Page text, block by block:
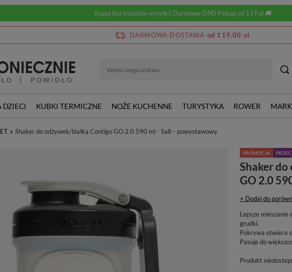
Kupuj bez kosztów wysyłki! Darmowe DPD Pickup od 119 zł 🚚
DARMOWA DOSTAWA od 119,00 zł
DZIECI KUBKI TERMICZNE NOŻE KUCHENNE TURYSTYKA ROWER
Shaker do odżywek/białka Contigo GO 2.0 590 ml - Salt - powystawowy
PROMOCJA
Shaker
GO 2.0
+ Dodaj do
Lepsze
grudki.
Pokrywa otwiera
Pasuje do
Produkt